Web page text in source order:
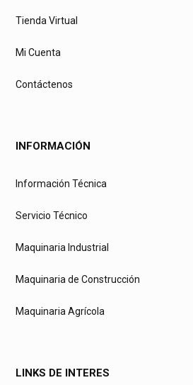
Tienda Virtual
Mi Cuenta
Contáctenos
INFORMACIÓN
Información Técnica
Servicio Técnico
Maquinaria Industrial
Maquinaria de Construcción
Maquinaria Agrícola
LINKS DE INTERES